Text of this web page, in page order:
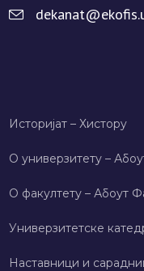
Историјат – Хисторy
О универзитету –
О факултету – Абоут
Универзитетске
Наставници и